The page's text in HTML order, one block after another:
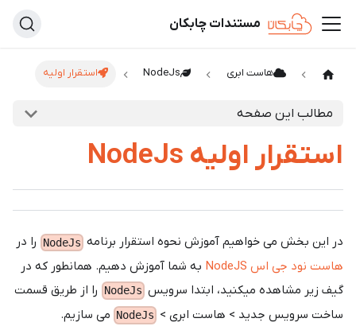
مستندات چابکان
هاست ابری NodeJs استقرار اولیه
مطالب این صفحه
استقرار اولیه NodeJs
در این بخش می خواهیم آموزش نحوه استقرار برنامه NodeJs
را در
هاست نود جی اس NodeJS
به شما آموزش دهیم. همانطور که در
گیف زیر مشاهده میکنید، ابتدا سرویس NodeJs
را از طریق قسمت
ساخت سرویس جدید > هاست ابری > NodeJs می سازیم.